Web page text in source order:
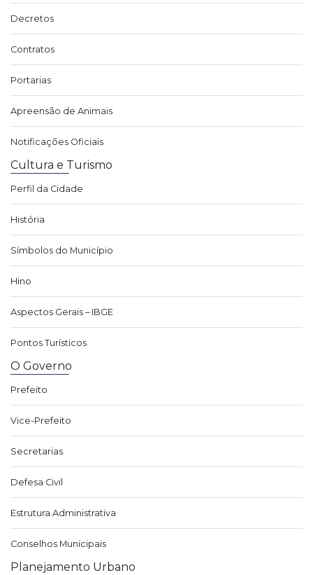
Decretos
Contratos
Portarias
Apreensão de Animais
Notificações Oficiais
Cultura e Turismo
Perfil da Cidade
História
Símbolos do Município
Hino
Aspectos Gerais – IBGE
Pontos Turísticos
O Governo
Prefeito
Vice-Prefeito
Secretarias
Defesa Civil
Estrutura Administrativa
Conselhos Municipais
Planejamento Urbano